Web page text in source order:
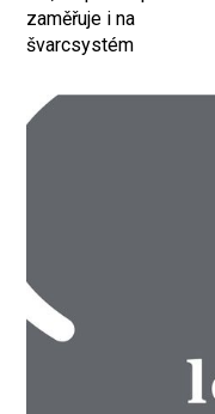
zaměřuje i na
švarcsystém